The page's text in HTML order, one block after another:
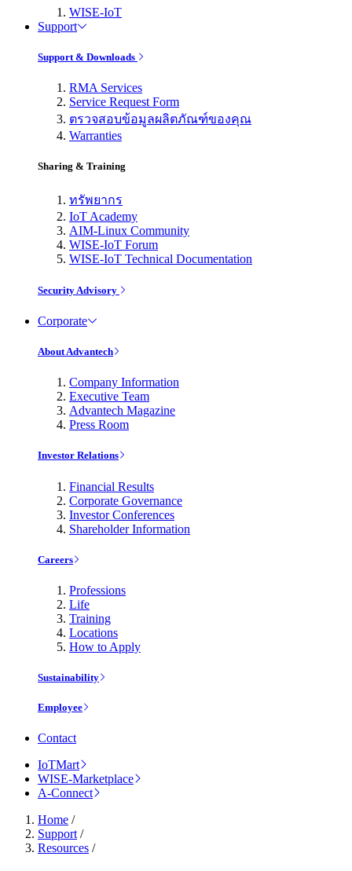
WISE-IoT
Support
Support & Downloads
RMA Services
Service Request Form
ตรวจสอบข้อมูลผลิตภัณฑ์ของคุณ
Warranties
Sharing & Training
ทรัพยากร
IoT Academy
AIM-Linux Community
WISE-IoT Forum
WISE-IoT Technical Documentation
Security Advisory
Corporate
About Advantech
Company Information
Executive Team
Advantech Magazine
Press Room
Investor Relations
Financial Results
Corporate Governance
Investor Conferences
Shareholder Information
Careers
Professions
Life
Training
Locations
How to Apply
Sustainability
Employee
Contact
IoTMart
WISE-Marketplace
A-Connect
Home /
Support /
Resources /